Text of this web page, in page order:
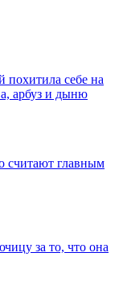
себе на
арбуз и дыню
считают главным
за то, что она